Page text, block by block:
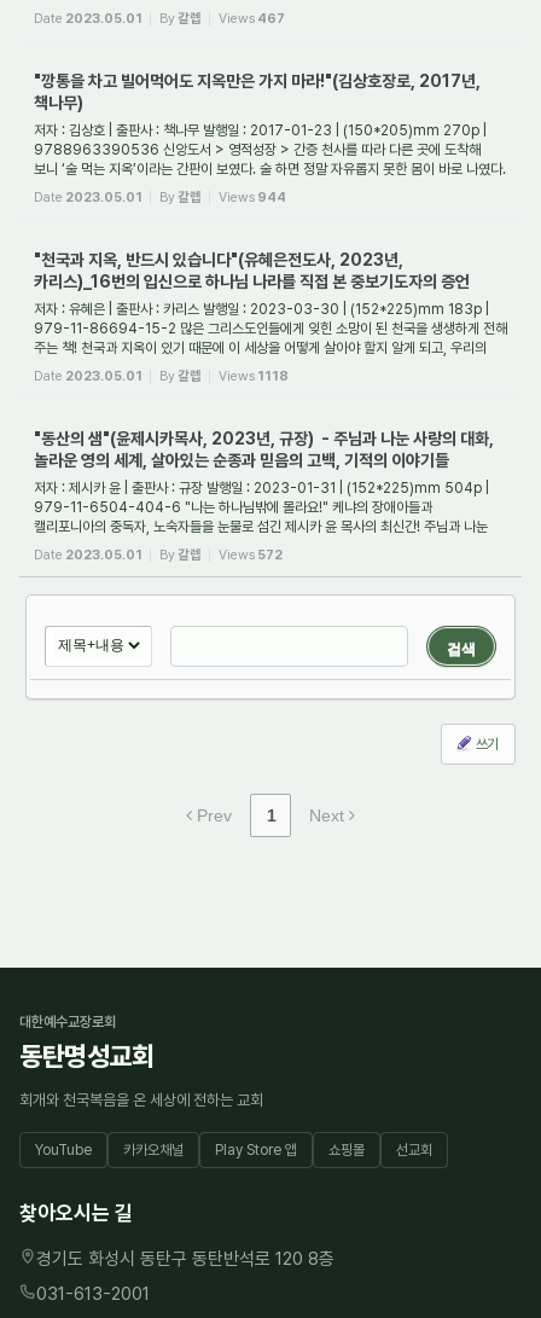
했던 책이다. 영적으...
Date 2023.05.01 By갈렙 Views 467
"깡통을 차고 빌어먹어도 지옥만은 가지 마라!"(김상호장로, 2017년,
책나무)
저자 : 김상호 | 출판사 : 책나무 발행일 : 2017-01-23 | (150*205)mm 270p |
9788963390536 신앙도서 > 영적성장 > 간증 천사를 따라 다른 곳에 도착해
보니 ‘술 먹는 지옥’이라는 간판이 보였다. 술 하면 정말 자유롭지 못한 몸이 바로 나였다.
술을 얼마나 ...
Date 2023.05.01 By갈렙 Views 944
"천국과 지옥, 반드시 있습니다"(유혜은전도사, 2023년,
카리스)_16번의 입신으로 하나님 나라를 직접 본 중보기도자의 증언
저자 : 유혜은 | 출판사 : 카리스 발행일 : 2023-03-30 | (152*225)mm 183p |
979-11-86694-15-2 많은 그리스도인들에게 잊힌 소망이 된 천국을 생생하게 전해
주는 책! 천국과 지옥이 있기 때문에 이 세상을 어떻게 살아야 할지 알게 되고, 우리의
잠든 신앙...
Date 2023.05.01 By갈렙 Views 1118
"동산의 샘"(윤제시카목사, 2023년, 규장) - 주님과 나눈 사랑의 대화,
놀라운 영의 세계, 살아있는 순종과 믿음의 고백, 기적의 이야기들
저자 : 제시카 윤 | 출판사 : 규장 발행일 : 2023-01-31 | (152*225)mm 504p |
979-11-6504-404-6 "나는 하나님밖에 몰라요!" 케냐의 장애아들과
캘리포니아의 중독자, 노숙자들을 눈물로 섬긴 제시카 윤 목사의 최신간! 주님과 나눈
사랑의 대화, 놀라운 영의...
Date 2023.05.01 By갈렙 Views 572
검색
쓰기
Prev 1 Next
대한예수교장로회
동탄명성교회
회개와 천국복음을 온 세상에 전하는 교회
YouTube 카카오채널 Play Store 앱 쇼핑몰 선교회
찾아오시는 길
경기도 화성시 동탄구 동탄반석로 120 8층
031-613-2001